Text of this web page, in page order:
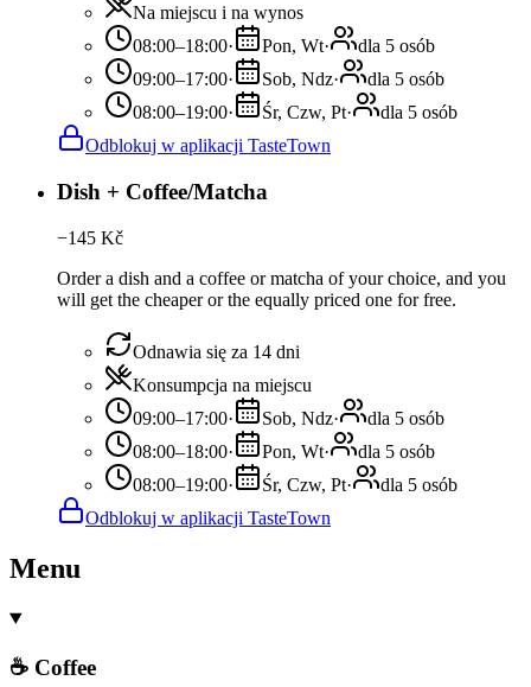
Na miejscu i na wynos
08:00–18:00· Pon, Wt·
dla 5 osób
09:00–17:00· Sob, Ndz·
dla 5 osób
08:00–19:00· Śr, Czw, Pt·
dla 5 osób
Odblokuj w aplikacji TasteTown
Dish + Coffee/Matcha
−145 Kč
Order a dish and a coffee or matcha of your choice, and you
will get the cheaper or the equally priced one for free.
Odnawia się za 14 dni
Konsumpcja na miejscu
09:00–17:00· Sob, Ndz·
dla 5 osób
08:00–18:00· Pon, Wt·
dla 5 osób
08:00–19:00· Śr, Czw, Pt·
dla 5 osób
Odblokuj w aplikacji TasteTown
Menu
☕ Coffee